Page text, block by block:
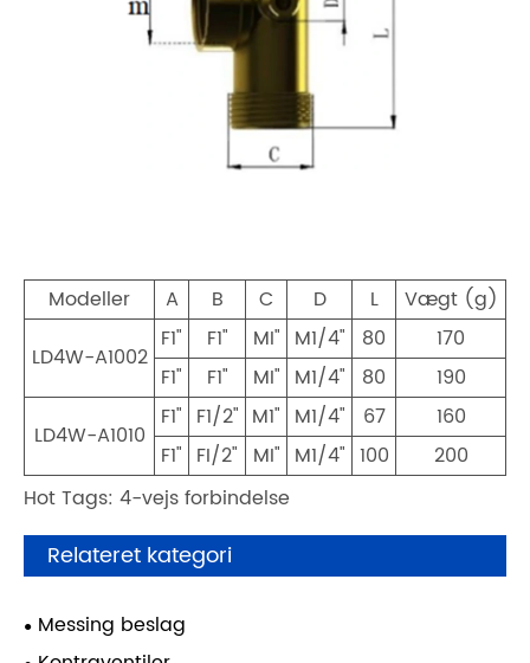
Modeller A B C D L
Vægt (g)
LD4W-A1002
F1" F1" MI" M1/4" 80
170
F1"
F1" MI" M1/4" 80
190
LD4W-A1010
F1" F1/2" M1" M1/4" 67
160
F1" FI/2" MI" M1/4" 100
200
Hot Tags: 4-vejs forbindelse
Relateret kategori
Messing beslag